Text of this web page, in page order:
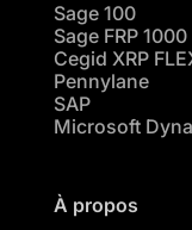
Sage 100
Sage FRP 1000
Cegid XRP
Pennylane
SAP
Microsoft
À propos